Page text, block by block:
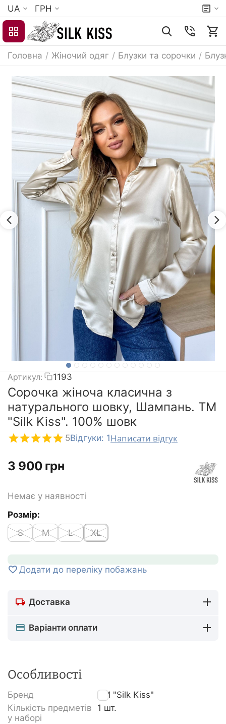
UA ГРН
Головна / Жіночий одяг / Блузки та сорочки /
Артикул: 1193
Сорочка жіноча класична з
натурального шовку, Шампань. TM
"Silk Kiss". 100% шовк
5Відгуки: 1Написати відгук
‍3 900‍ грн
Немає у наявності
Розмір:
S
M L XL
Додати до переліку побажань
Доставка
Варіанти оплати
Особливості
Бренд
TM "Silk Kiss"
Кількість предметів
у наборі
1 шт.